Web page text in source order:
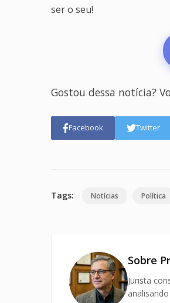
ser o seu!
Gostou dessa notícia?
Facebook Twitter
Tags: Notícias Política
Sobre
Jurista